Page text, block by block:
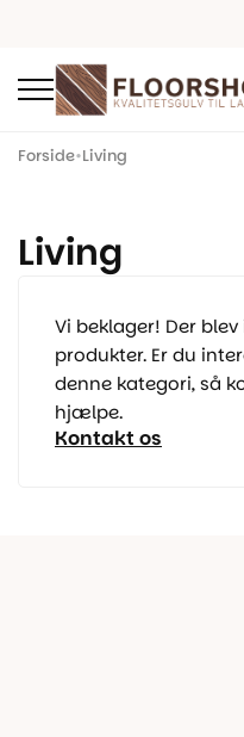
Forside•Living
Living
Vi beklager! Der
produkter. Er du
denne kategori, så
hjælpe.
Kontakt os